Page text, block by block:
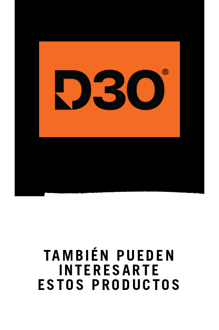
TAMBIÉN PUEDEN
INTERESARTE
ESTOS PRODUCTOS